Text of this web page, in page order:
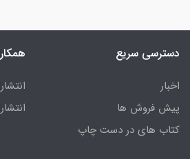
دسترسی سریع
اخبار
پیش فروش ها
کتاب های در دست چاپ